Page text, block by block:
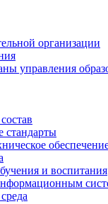
организации
управления
стандарты
и воспитания